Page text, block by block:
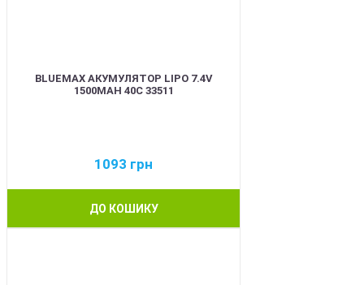
BLUEMAX АКУМУЛЯТОР LIPO 7.4V
1500MAH 40C 33511
1093 грн
ДО КОШИКУ